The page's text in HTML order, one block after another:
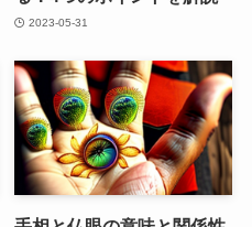
2023-05-31